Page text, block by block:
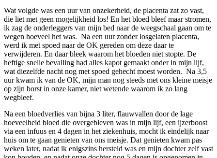
Wat volgde was een uur van onzekerheid, de placenta zat zo vast,
die liet met geen mogelijkheid los! En het bloed bleef maar stromen,
ik zag de onderleggers van mijn bed naar de weegschaal gaan om te
wegen hoeveel het was. Na een uur zonder losgelaten placenta,
werd ik met spoed naar de OK gereden om deze daar te
verwijderen. En daar bleek waarom het bloeden niet stopte. De
heftige snelle bevalling had alles kapot gemaakt onder in mijn lijf,
wat diezelfde nacht nog met spoed gehecht moest worden. Na 3,5
uur kwam ik van de OK, mijn man nog steeds met ons kleine meisje
op zijn borst in onze kamer, niet wetende waarom ik zo lang
wegbleef.
Na een bloedverlies van bijna 3 liter, flauwvallen door de lage
hoeveelheid bloed die overgebleven was in mijn lijf, een ijzerboost
via een infuus en 4 dagen in het ziekenhuis, mocht ik eindelijk naar
huis om te gaan genieten van ons meisje. Dat genieten kwam pas
weken later, nadat ik enigszins hersteld was en mijn dochter zelf vast